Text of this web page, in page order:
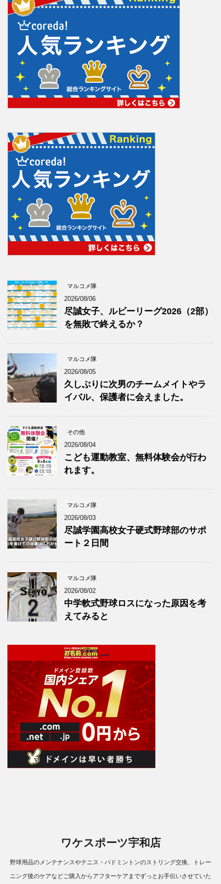
マルコメ隊
2026/08/06
尽誠女子、ルビーリーグ2026（2部）
を無敗で終えるか？
マルコメ隊
2026/08/05
久しぶりに次男のチームメイトやラ
イバル、保護者に会えました。
その他
2026/08/04
こども運動教室、無料体験会が行わ
れます。
マルコメ隊
2026/08/03
尽誠学園高校女子硬式野球部のサポ
ート２日間
マルコメ隊
2026/08/02
中学軟式野球ロスになった原因を考
えてみると
ワケスポーツ宇和店
野球用品のメンテナンスやテニス・バドミントンのストリング交換、トレー
ニング後のケアなどご購入からアフターケアまでずっとお手伝いさせていた